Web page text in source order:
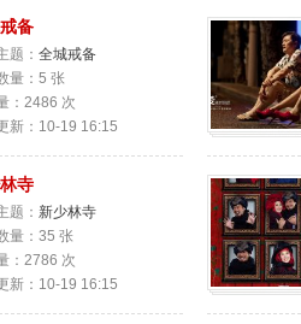
备
题： 全城戒备
量：5 张
：2486 次
新：10-19 16:15
寺
题： 新少林寺
量：35 张
：2786 次
新：10-19 16:15